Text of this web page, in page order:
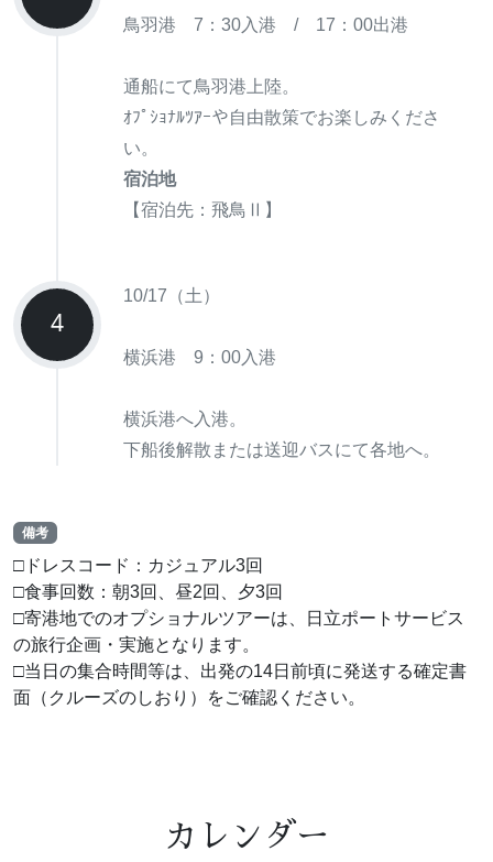
鳥羽港 7：30入港 / 17：00出港
通船にて鳥羽港上陸。
ｵﾌﾟｼｮﾅﾙﾂｱｰや自由散策でお楽しみくださ
い。
宿泊地
【宿泊先：飛鳥Ⅱ】
4
10/17（土）
横浜港 9：00入港
横浜港へ入港。
下船後解散または送迎バスにて各地へ。
備考
□ドレスコード：カジュアル3回
□食事回数：朝3回、昼2回、夕3回
□寄港地でのオプショナルツアーは、日立ポートサービス
の旅行企画・実施となります。
□当日の集合時間等は、出発の14日前頃に発送する確定書
面（クルーズのしおり）をご確認ください。
カレンダー